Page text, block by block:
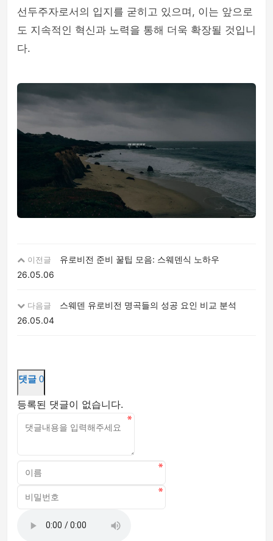
선두주자로서의 입지를 굳히고 있으며, 이는 앞으로
도 지속적인 혁신과 노력을 통해 더욱 확장될 것입니
다.
이전글
유로비전 준비 꿀팁 모음: 스웨덴식 노하우
26.05.06
다음글
스웨덴 유로비전 명곡들의 성공 요인 비교 분석
26.05.04
댓글 0
등록된 댓글이 없습니다.